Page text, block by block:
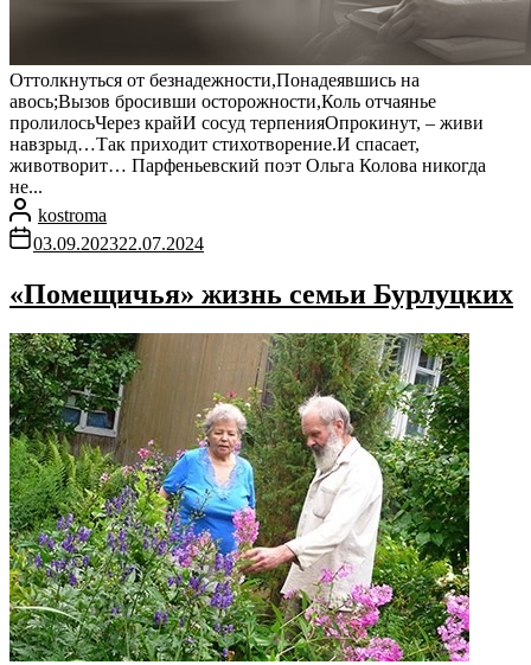
Оттолкнуться от безнадежности,Понадеявшись на
авось;Вызов бросивши осторожности,Коль отчаянье
пролилосьЧерез крайИ сосуд терпенияОпрокинут, – живи
навзрыд…Так приходит стихотворение.И спасает,
животворит… Парфеньевский поэт Ольга Колова никогда
не...
kostroma
03.09.202322.07.2024
«Помещичья» жизнь семьи Бурлуцких